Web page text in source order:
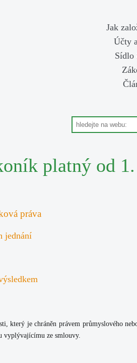
Jak
Účty
platný od
práva
jednání
který je chráněn právem průmyslového
vyplývajícímu ze smlouvy.